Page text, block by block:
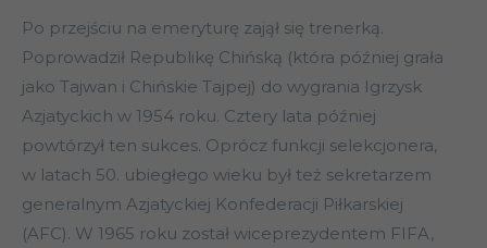
Po przejściu na emeryturę zajął się trenerką.
Poprowadził Republikę Chińską (która później grała
jako Tajwan i Chińskie Tajpej) do wygrania Igrzysk
Azjatyckich w 1954 roku. Cztery lata później
powtórzył ten sukces. Oprócz funkcji selekcjonera,
w latach 50. ubiegłego wieku był też sekretarzem
generalnym Azjatyckiej Konfederacji Piłkarskiej
(AFC). W 1965 roku został wiceprezydentem FIFA,